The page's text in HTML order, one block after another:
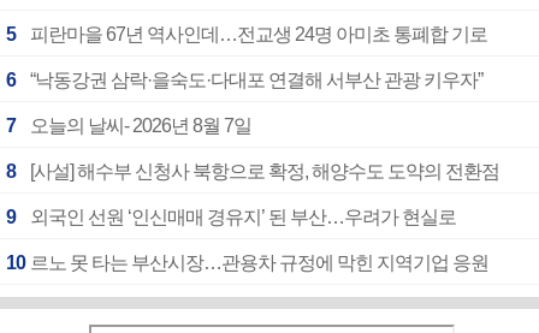
5 피란마을 67년 역사인데…전교생 24명 아미초 통폐합 기로
6 “낙동강권 삼락·을숙도·다대포 연결해 서부산 관광 키우자”
7 오늘의 날씨- 2026년 8월 7일
8 [사설] 해수부 신청사 북항으로 확정, 해양수도 도약의 전환점
9 외국인 선원 ‘인신매매 경유지’ 된 부산…우려가 현실로
10 르노 못 타는 부산시장…관용차 규정에 막힌 지역기업 응원